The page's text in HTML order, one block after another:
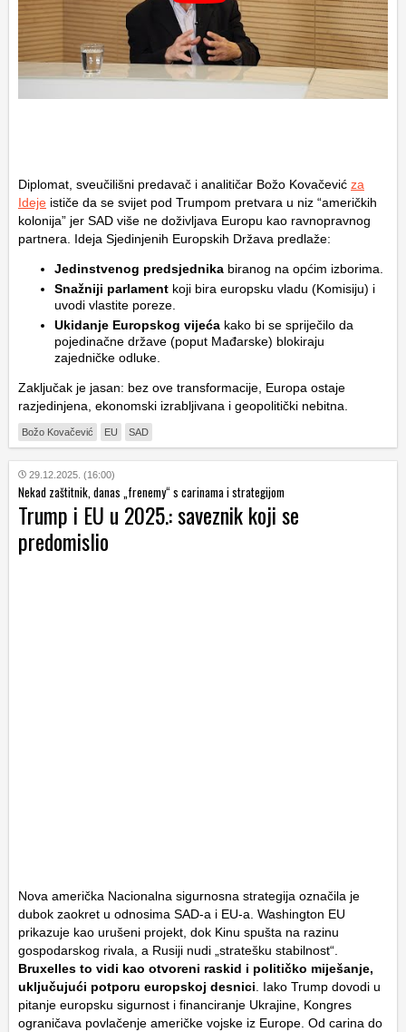
Diplomat, sveučilišni predavač i analitičar Božo Kovačević za
Ideje ističe da se svijet pod Trumpom pretvara u niz “američkih
kolonija” jer SAD više ne doživljava Europu kao ravnopravnog
partnera. Ideja Sjedinjenih Europskih Država predlaže:
Jedinstvenog predsjednika biranog na općim izborima.
Snažniji parlament koji bira europsku vladu (Komisiju) i
uvodi vlastite poreze.
Ukidanje Europskog vijeća kako bi se spriječilo da
pojedinačne države (poput Mađarske) blokiraju
zajedničke odluke.
Zaključak je jasan: bez ove transformacije, Europa ostaje
razjedinjena, ekonomski izrabljivana i geopolitički nebitna.
Božo Kovačević EU SAD
29.12.2025. (16:00)
Nekad zaštitnik, danas „frenemy“ s carinama i strategijom
Trump i EU u 2025.: saveznik koji se
predomislio
Nova američka Nacionalna sigurnosna strategija označila je
dubok zaokret u odnosima SAD-a i EU-a. Washington EU
prikazuje kao urušeni projekt, dok Kinu spušta na razinu
gospodarskog rivala, a Rusiji nudi „stratešku stabilnost“.
Bruxelles to vidi kao otvoreni raskid i političko miješanje,
uključujući potporu europskoj desnici. Iako Trump dovodi u
pitanje europsku sigurnost i financiranje Ukrajine, Kongres
ograničava povlačenje američke vojske iz Europe. Od carina do